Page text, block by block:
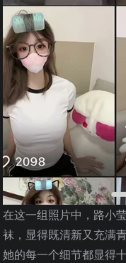
在这一组照片中，路小
袜，显得既清新又充满
她的每一个细节都显得